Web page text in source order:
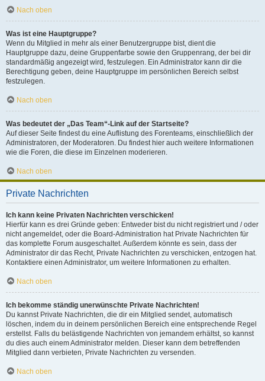
Nach oben
Was ist eine Hauptgruppe?
Wenn du Mitglied in mehr als einer Benutzergruppe bist, dient die
Hauptgruppe dazu, deine Gruppenfarbe sowie den Gruppenrang, der bei dir
standardmäßig angezeigt wird, festzulegen. Ein Administrator kann dir die
Berechtigung geben, deine Hauptgruppe im persönlichen Bereich selbst
festzulegen.
Nach oben
Was bedeutet der „Das Team“-Link auf der Startseite?
Auf dieser Seite findest du eine Auflistung des Forenteams, einschließlich der
Administratoren, der Moderatoren. Du findest hier auch weitere Informationen
wie die Foren, die diese im Einzelnen moderieren.
Nach oben
Private Nachrichten
Ich kann keine Privaten Nachrichten verschicken!
Hierfür kann es drei Gründe geben: Entweder bist du nicht registriert und / oder
nicht angemeldet, oder die Board-Administration hat Private Nachrichten für
das komplette Forum ausgeschaltet. Außerdem könnte es sein, dass der
Administrator dir das Recht, Private Nachrichten zu verschicken, entzogen hat.
Kontaktiere einen Administrator, um weitere Informationen zu erhalten.
Nach oben
Ich bekomme ständig unerwünschte Private Nachrichten!
Du kannst Private Nachrichten, die dir ein Mitglied sendet, automatisch
löschen, indem du in deinem persönlichen Bereich eine entsprechende Regel
erstellst. Falls du belästigende Nachrichten von jemandem erhältst, so kannst
du dies auch einem Administrator melden. Dieser kann dem betreffenden
Mitglied dann verbieten, Private Nachrichten zu versenden.
Nach oben